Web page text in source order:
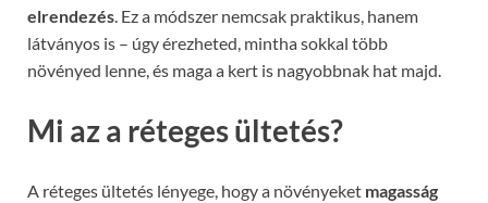
elrendezés . Ez a módszer nemcsak praktikus, hanem
látványos is – úgy érezheted, mintha sokkal több
növényed lenne, és maga a kert is nagyobbnak hat majd.
Mi az a réteges ültetés?
A réteges ültetés lényege, hogy a növényeket magasság